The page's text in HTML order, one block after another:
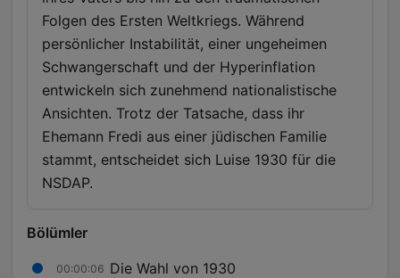
Folgen des Ersten Weltkriegs. Während
persönlicher Instabilität, einer ungeheimen
Schwangerschaft und der Hyperinflation
entwickeln sich zunehmend nationalistische
Ansichten. Trotz der Tatsache, dass ihr
Ehemann Fredi aus einer jüdischen Familie
stammt, entscheidet sich Luise 1930 für die
NSDAP.
Bölümler
00:00:06 Die Wahl von 1930